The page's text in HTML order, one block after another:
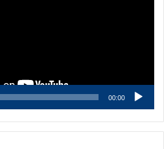
00:00